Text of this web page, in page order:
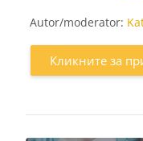
Autor/moderator:
Кликните за